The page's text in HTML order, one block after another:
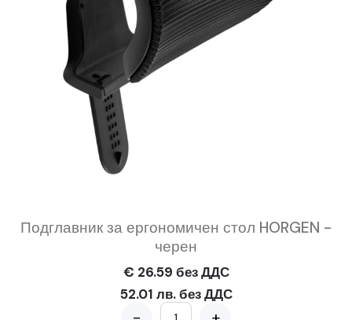
Подглавник за ергономичен стол HORGEN -
черен
€ 26.59 без ДДС
52.01 лв. без ДДС